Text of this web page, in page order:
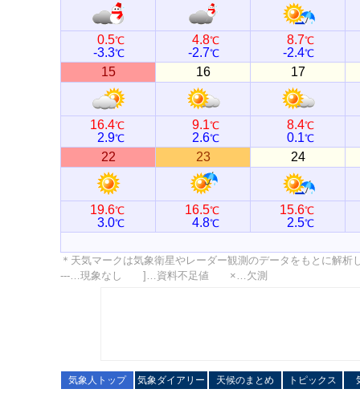
0.5℃
-3.3℃
4.8℃
-2.7℃
8.7℃
-2.4℃
15 16 17
16.4℃
2.9℃
9.1℃
2.6℃
8.4℃
0.1℃
22 23 24
19.6℃
3.0℃
16.5℃
4.8℃
15.6℃
2.5℃
＊天気マークは気象衛星やレーダー観測のデータをもとに解
---…現象なし ]…資料不足値 ×…欠測
気象人トップ 気象ダイアリー 天候のまとめ トピックス